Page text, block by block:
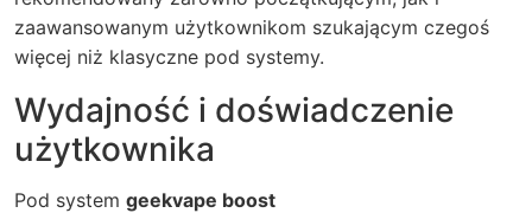
zaawansowanym użytkownikom szukającym czegoś
więcej niż klasyczne pod systemy.
Wydajność i doświadczenie
użytkownika
Pod system geekvape boost